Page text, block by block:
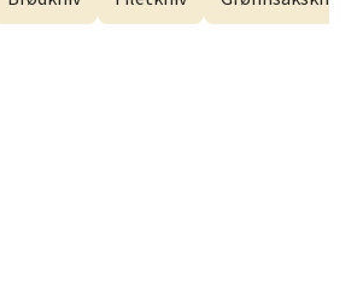
gate 6, 4005 Stavanger